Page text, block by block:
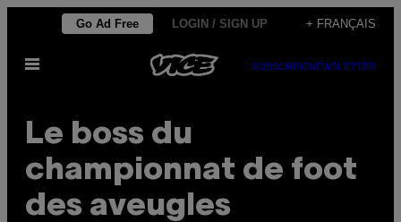
content
Go Ad Free LOGIN / SIGN UP + FRANÇAIS
Open
SUBSCRIBENEWSLETTER
Le boss du
championnat de foot
des aveugles